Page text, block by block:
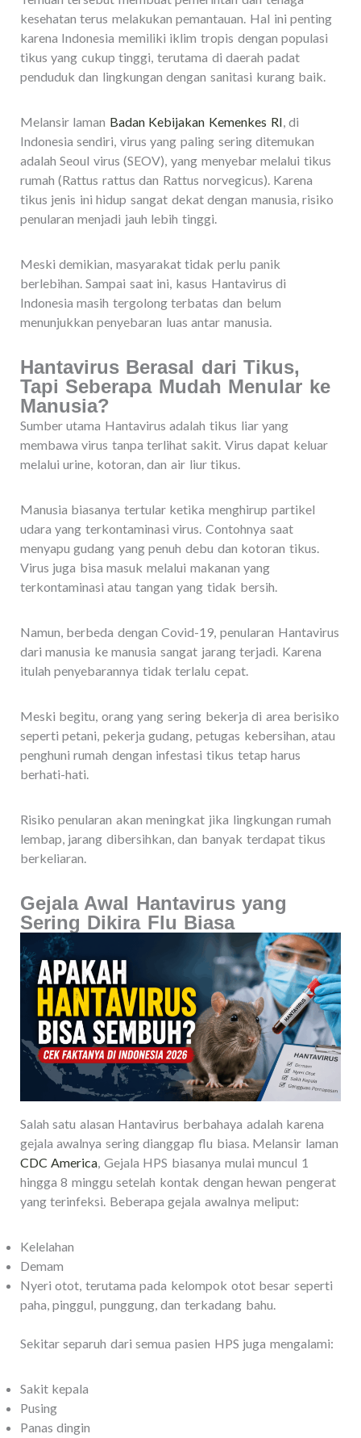
kesehatan terus melakukan pemantauan. Hal ini penting
karena Indonesia memiliki iklim tropis dengan populasi
tikus yang cukup tinggi, terutama di daerah padat
penduduk dan lingkungan dengan sanitasi kurang baik.
Melansir laman Badan Kebijakan Kemenkes RI, di
Indonesia sendiri, virus yang paling sering ditemukan
adalah Seoul virus (SEOV), yang menyebar melalui tikus
rumah (Rattus rattus dan Rattus norvegicus). Karena
tikus jenis ini hidup sangat dekat dengan manusia, risiko
penularan menjadi jauh lebih tinggi.
Meski demikian, masyarakat tidak perlu panik
berlebihan. Sampai saat ini, kasus Hantavirus di
Indonesia masih tergolong terbatas dan belum
menunjukkan penyebaran luas antar manusia.
Hantavirus Berasal dari Tikus,
Tapi Seberapa Mudah Menular ke
Manusia?
Sumber utama Hantavirus adalah tikus liar yang
membawa virus tanpa terlihat sakit. Virus dapat keluar
melalui urine, kotoran, dan air liur tikus.
Manusia biasanya tertular ketika menghirup partikel
udara yang terkontaminasi virus. Contohnya saat
menyapu gudang yang penuh debu dan kotoran tikus.
Virus juga bisa masuk melalui makanan yang
terkontaminasi atau tangan yang tidak bersih.
Namun, berbeda dengan Covid-19, penularan Hantavirus
dari manusia ke manusia sangat jarang terjadi. Karena
itulah penyebarannya tidak terlalu cepat.
Meski begitu, orang yang sering bekerja di area berisiko
seperti petani, pekerja gudang, petugas kebersihan, atau
penghuni rumah dengan infestasi tikus tetap harus
berhati-hati.
Risiko penularan akan meningkat jika lingkungan rumah
lembap, jarang dibersihkan, dan banyak terdapat tikus
berkeliaran.
Gejala Awal Hantavirus yang
Sering Dikira Flu Biasa
Salah satu alasan Hantavirus berbahaya adalah karena
gejala awalnya sering dianggap flu biasa. Melansir laman
CDC America, Gejala HPS biasanya mulai muncul 1
hingga 8 minggu setelah kontak dengan hewan pengerat
yang terinfeksi. Beberapa gejala awalnya meliput:
Kelelahan
Demam
Nyeri otot, terutama pada kelompok otot besar seperti
paha, pinggul, punggung, dan terkadang bahu.
Sekitar separuh dari semua pasien HPS juga mengalami:
Sakit kepala
Pusing
Panas dingin